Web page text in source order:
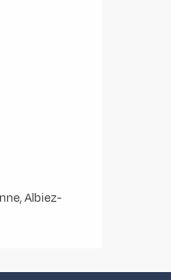
Albiez-